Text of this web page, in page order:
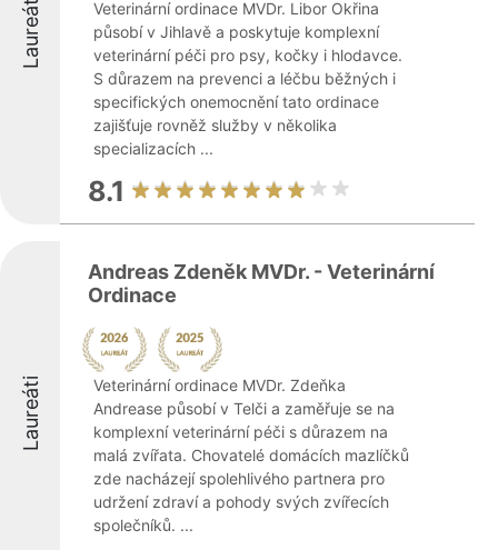
Laureáti
Veterinární ordinace MVDr. Libor Okřina
působí v Jihlavě a poskytuje komplexní
veterinární péči pro psy, kočky i hlodavce.
S důrazem na prevenci a léčbu běžných i
specifických onemocnění tato ordinace
zajišťuje rovněž služby v několika
specializacích ...
8.1
Laureáti
Andreas Zdeněk MVDr. - Veterinární
Ordinace
Veterinární ordinace MVDr. Zdeňka
Andrease působí v Telči a zaměřuje se na
komplexní veterinární péči s důrazem na
malá zvířata. Chovatelé domácích mazlíčků
zde nacházejí spolehlivého partnera pro
udržení zdraví a pohody svých zvířecích
společníků. ...